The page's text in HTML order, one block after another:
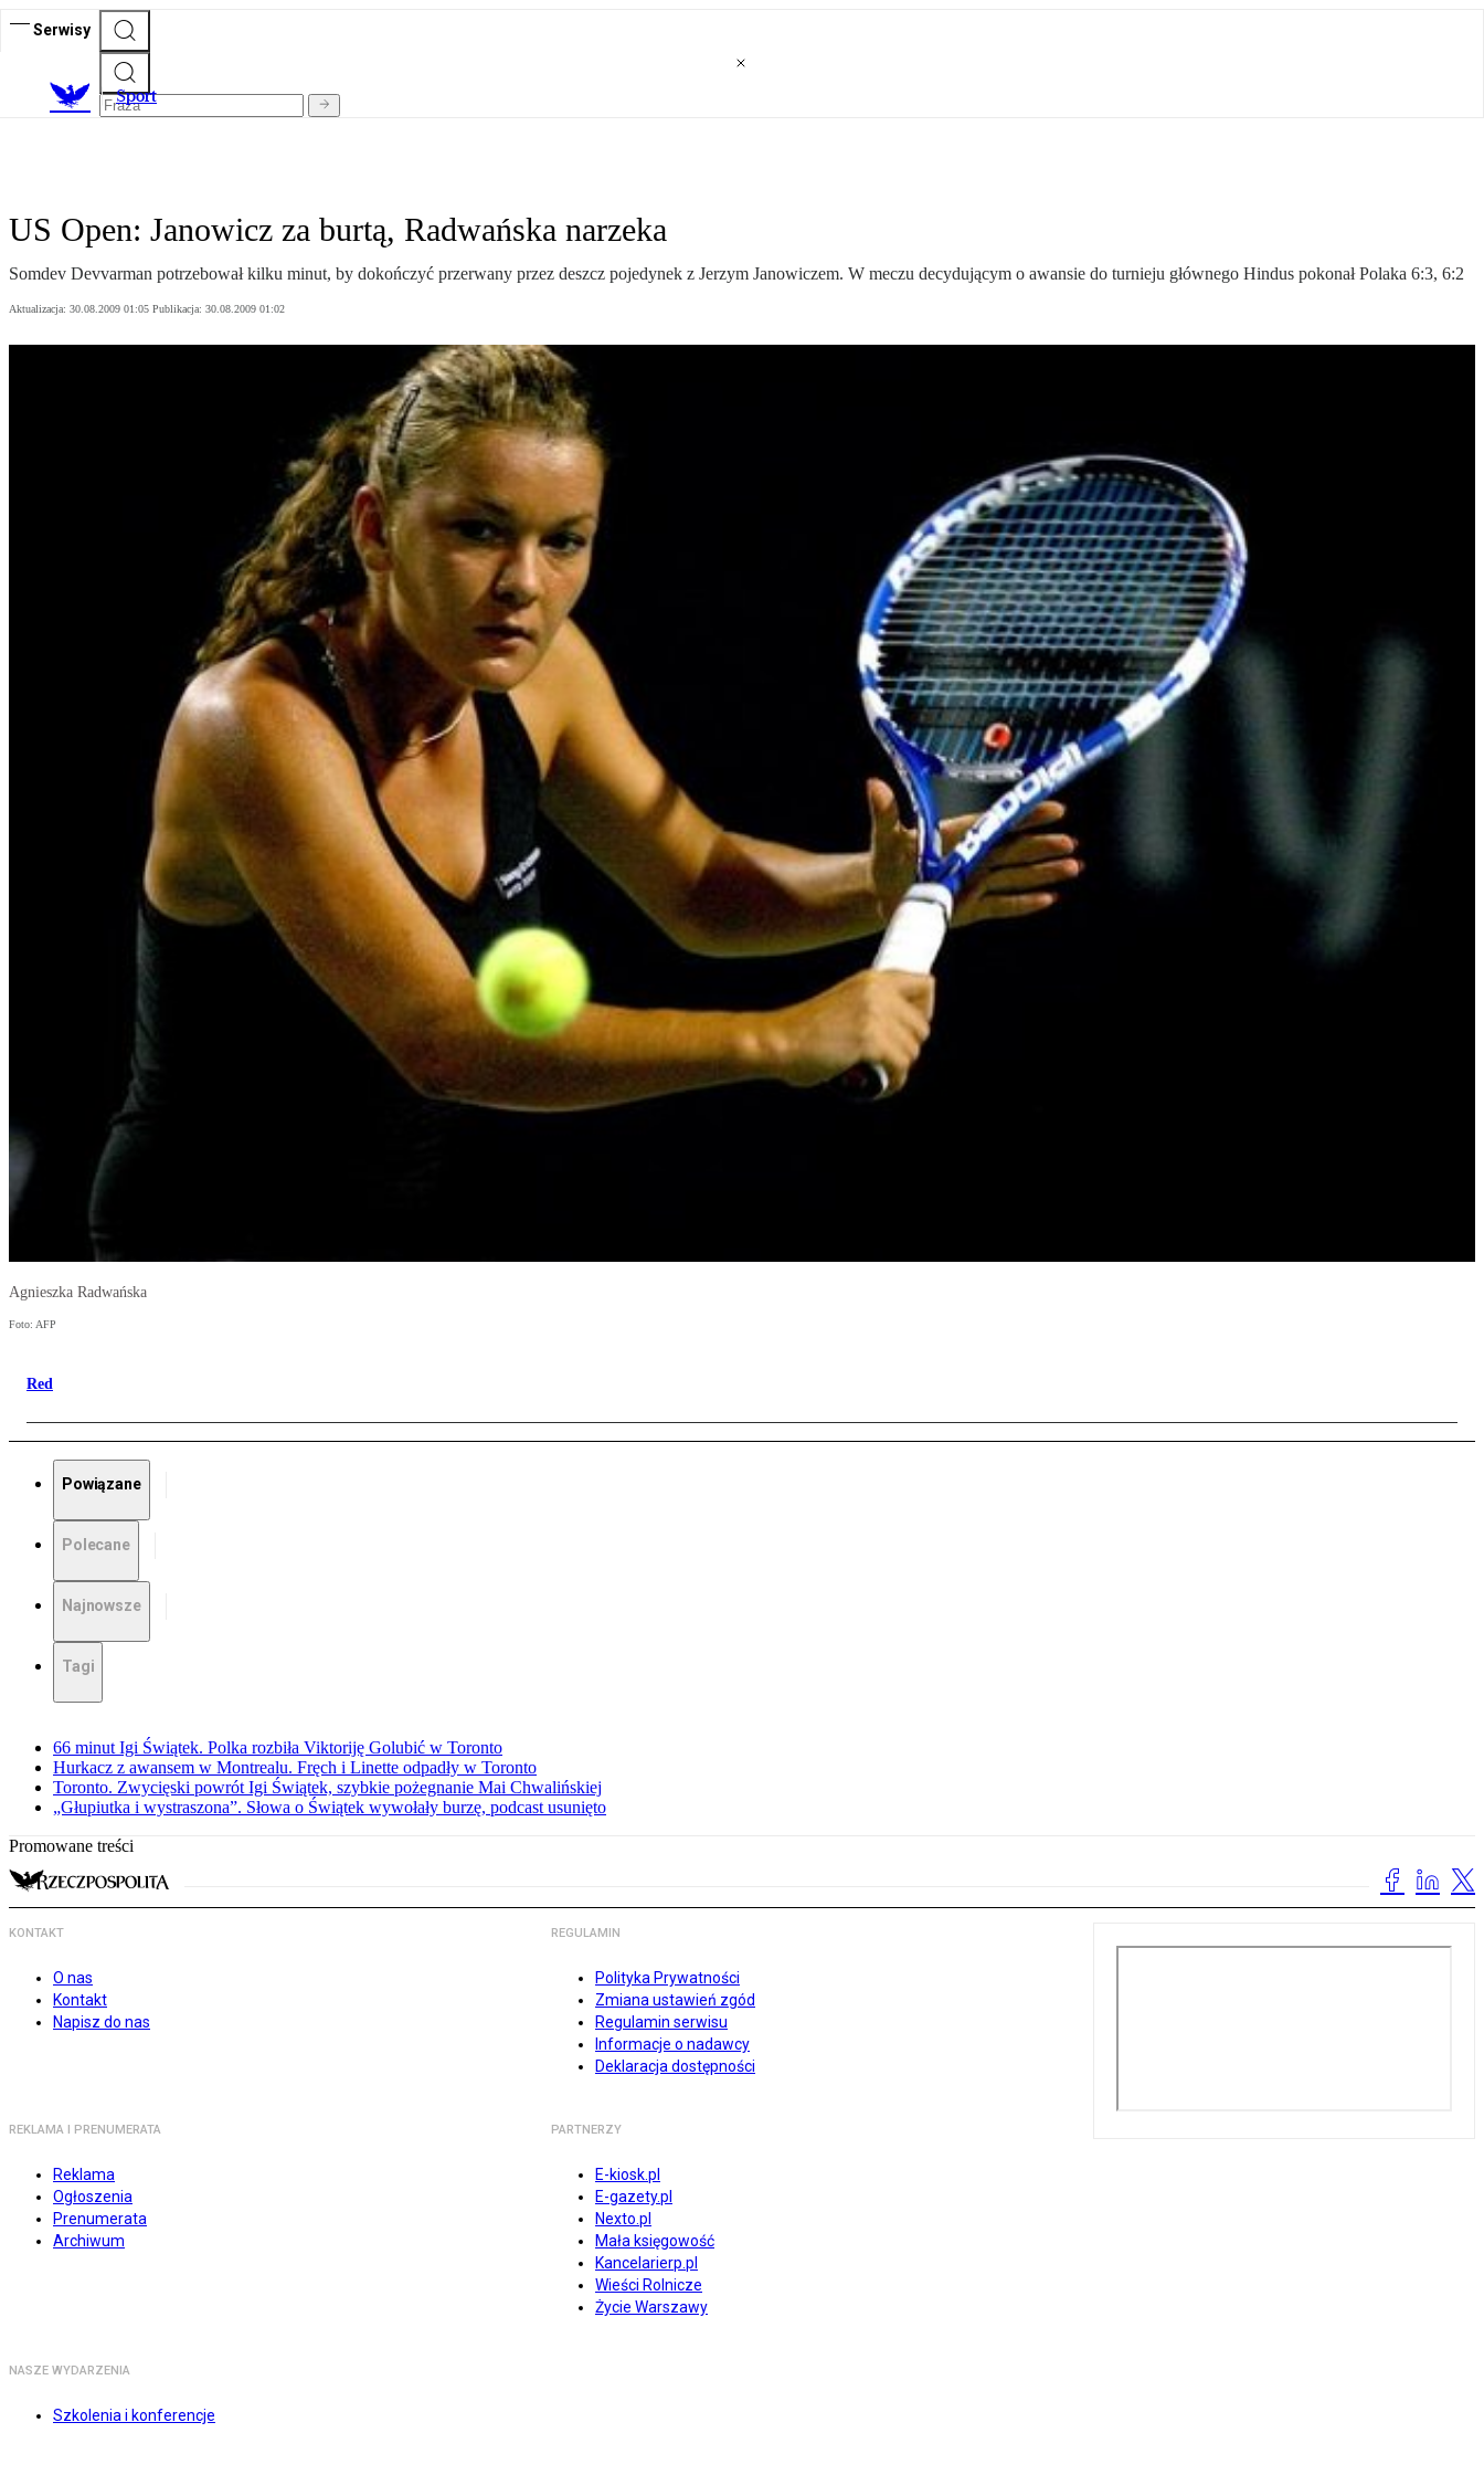
Serwisy
Sport
US Open: Janowicz za burtą, Radwańska narzeka
Somdev Devvarman potrzebował kilku minut, by dokończyć przerwany przez deszcz pojedynek z Jerzym Janowiczem. W meczu decydującym o awansie do turnieju głównego Hindus pokonał Polaka 6:3, 6:2
Aktualizacja: 30.08.2009 01:05 Publikacja: 30.08.2009 01:02
Agnieszka Radwańska
Foto: AFP
Red
Powiązane
Polecane
Najnowsze
Tagi
66 minut Igi Świątek. Polka rozbiła Viktoriję Golubić w Toronto
Hurkacz z awansem w Montrealu. Fręch i Linette odpadły w Toronto
Toronto. Zwycięski powrót Igi Świątek, szybkie pożegnanie Mai Chwalińskiej
„Głupiutka i wystraszona”. Słowa o Świątek wywołały burzę, podcast usunięto
Promowane treści
KONTAKT
O nas
Kontakt
Napisz do nas
REGULAMIN
Polityka Prywatności
Zmiana ustawień zgód
Regulamin serwisu
Informacje o nadawcy
Deklaracja dostępności
REKLAMA I PRENUMERATA
Reklama
Ogłoszenia
Prenumerata
Archiwum
PARTNERZY
E-kiosk.pl
E-gazety.pl
Nexto.pl
Mała księgowość
Kancelarierp.pl
Wieści Rolnicze
Życie Warszawy
NASZE WYDARZENIA
Szkolenia i konferencje